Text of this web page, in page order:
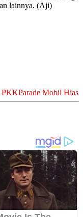
lainnya. (Aji)
PKKParade Mobil Hias